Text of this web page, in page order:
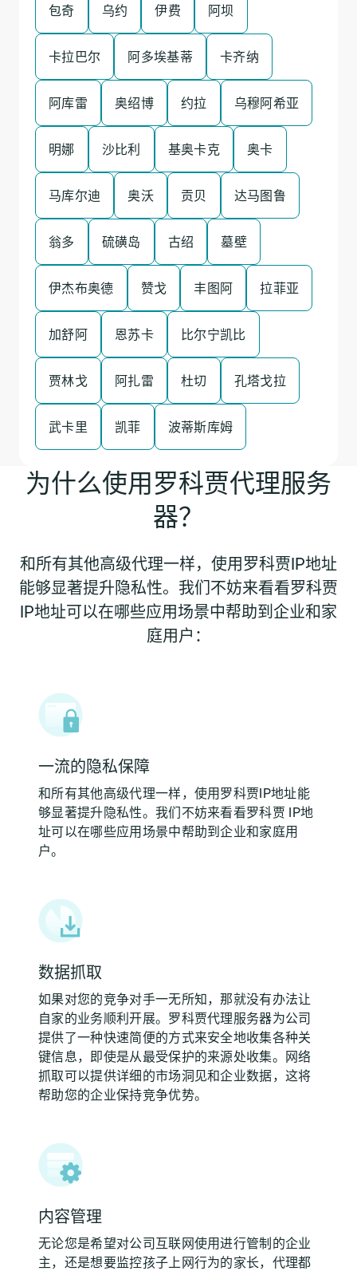
包奇 乌约 伊费 阿坝
卡拉巴尔 阿多埃基蒂 卡齐纳
阿库雷 奥绍博 约拉 乌穆阿希亚
明娜 沙比利 基奥卡克 奥卡
马库尔迪 奥沃 贡贝 达马图鲁
翁多 硫磺岛 古绍 墓壁
伊杰布奥德 赞戈 丰图阿 拉菲亚
加舒阿 恩苏卡 比尔宁凯比
贾林戈 阿扎雷 杜切 孔塔戈拉
武卡里 凯菲 波蒂斯库姆
为什么使用罗科贾代理服务
器？
和所有其他高级代理一样，使用罗科贾IP地址
能够显著提升隐私性。我们不妨来看看罗科贾
IP地址可以在哪些应用场景中帮助到企业和家
庭用户：
一流的隐私保障
和所有其他高级代理一样，使用罗科贾IP地址能
够显著提升隐私性。我们不妨来看看罗科贾 IP地
址可以在哪些应用场景中帮助到企业和家庭用
户。
数据抓取
如果对您的竞争对手一无所知，那就没有办法让
自家的业务顺利开展。罗科贾代理服务器为公司
提供了一种快速简便的方式来安全地收集各种关
键信息，即使是从最受保护的来源处收集。网络
抓取可以提供详细的市场洞见和企业数据，这将
帮助您的企业保持竞争优势。
内容管理
无论您是希望对公司互联网使用进行管制的企业
主，还是想要监控孩子上网行为的家长，代理都